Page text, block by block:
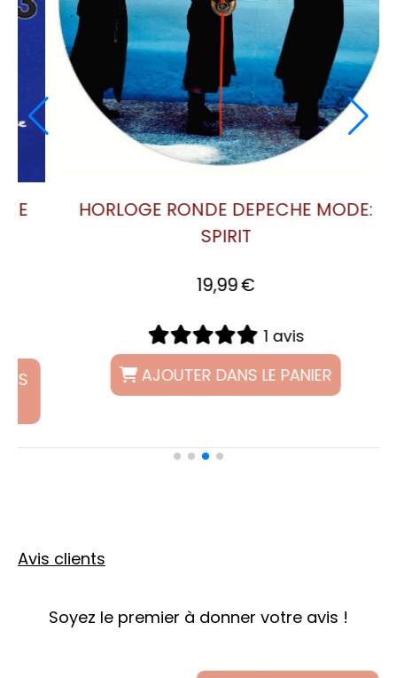
HORLOGE RONDE DEPECHE MODE:
ULTRA
19,99€
1 avis
AJOUTER DANS LE PANIER
Avis clients
Soyez le premier à donner votre avis !